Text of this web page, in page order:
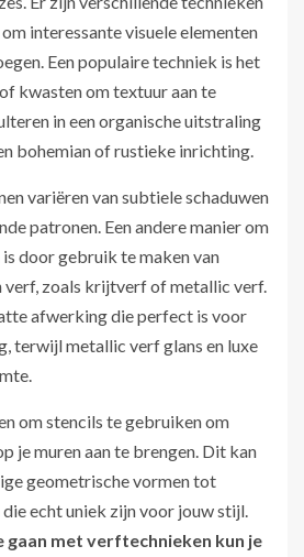
interessante visuele elementen
Een populaire techniek is het
kwasten om textuur aan te
in een organische uitstraling
bohemian of rustieke inrichting.
variëren van subtiele schaduwen
patronen. Een andere manier om
door gebruik te maken van
verf, zoals krijtverf of metallic verf.
afwerking die perfect is voor
terwijl metallic verf glans en luxe
om stencils te gebruiken om
je muren aan te brengen. Dit kan
geometrische vormen tot
echt uniek zijn voor jouw stijl.
met verftechnieken kun je